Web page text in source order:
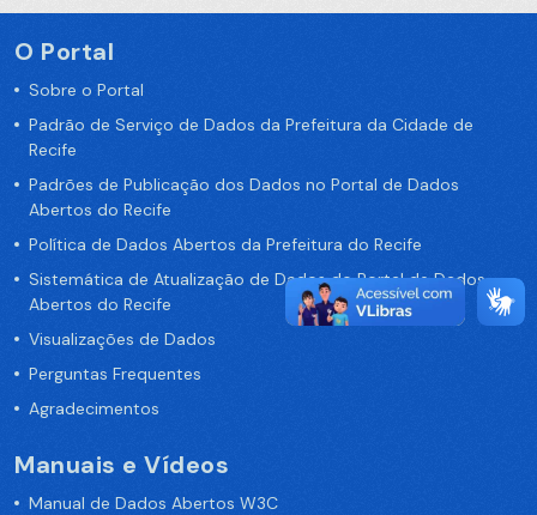
O Portal
Sobre o Portal
Padrão de Serviço de Dados da Prefeitura da Cidade de
Recife
Padrões de Publicação dos Dados no Portal de Dados
Abertos do Recife
Política de Dados Abertos da Prefeitura do Recife
Sistemática de Atualização de Dados do Portal de Dados
Abertos do Recife
Visualizações de Dados
Perguntas Frequentes
Agradecimentos
Manuais e Vídeos
Manual de Dados Abertos W3C